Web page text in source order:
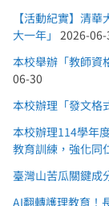
【活動紀實】清
大一年」
2026-06-
本校舉辦「教師資
06-30
本校辦理「發文格
本校辦理114學年
教育訓練，強化同
臺灣山苦瓜關鍵成
AI翻轉護理教育！